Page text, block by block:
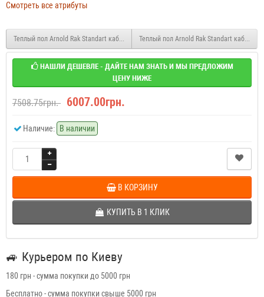
Смотреть все атрибуты
Теплый пол Arnold Rak Standart кабель в стяжку 6103-20 EC 400 Вт. (2,0-2,7 м2)
Теплый пол Arnold Rak Standart кабель в
НАШЛИ ДЕШЕВЛЕ - ДАЙТЕ НАМ ЗНАТЬ И МЫ ПРЕДЛОЖИМ
ЦЕНУ НИЖЕ
7508.75грн. 6007.00грн.
Наличие: В наличии
В КОРЗИНУ
КУПИТЬ В 1 КЛИК
🚙 Курьером по Киеву
180 грн - сумма покупки до 5000 грн
Бесплатно - сумма покупки свыше 5000 грн